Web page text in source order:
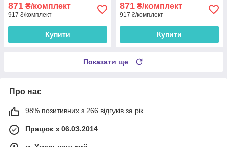
871 ₴/комплект
917 ₴/комплект
Купити
871 ₴/комплект
917 ₴/комплект
Купити
Показати ще
Про нас
98% позитивних з 266 відгуків за рік
Працює з 06.03.2014